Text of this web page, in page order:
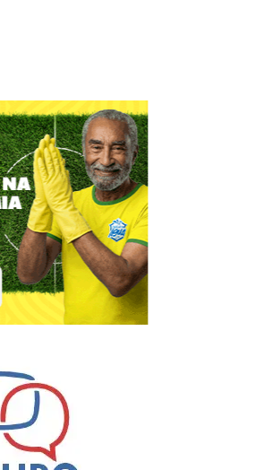
ocorre por demanda espontânea,
ADVERTISEMENT